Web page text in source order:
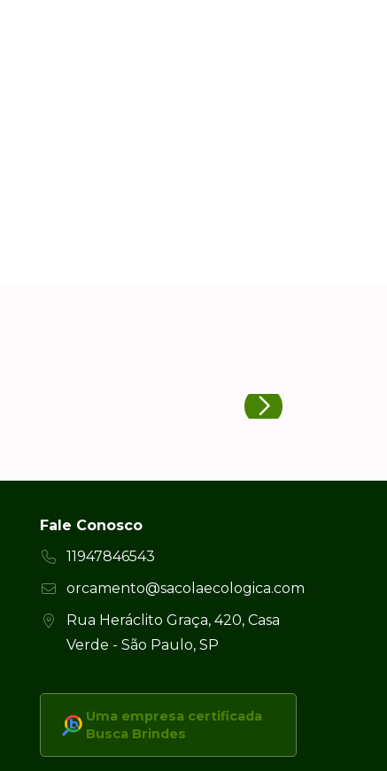
Fale Conosco
11947846543
orcamento@sacolaecologica.com
Rua Heráclito Graça, 420, Casa
Verde - São Paulo, SP
Uma empresa certificada
Busca Brindes